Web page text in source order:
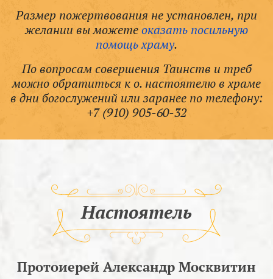
Размер пожертвования не установлен, при
желании вы можетеоказать посильную
помощь храму.
По вопросам совершения Таинств и треб
можно обратиться к о. настоятелю в храме
в дни богослужений или заранее по телефону:
+7 (910) 905-60-32
Настоятель
Протоиерей Александр Москвитин